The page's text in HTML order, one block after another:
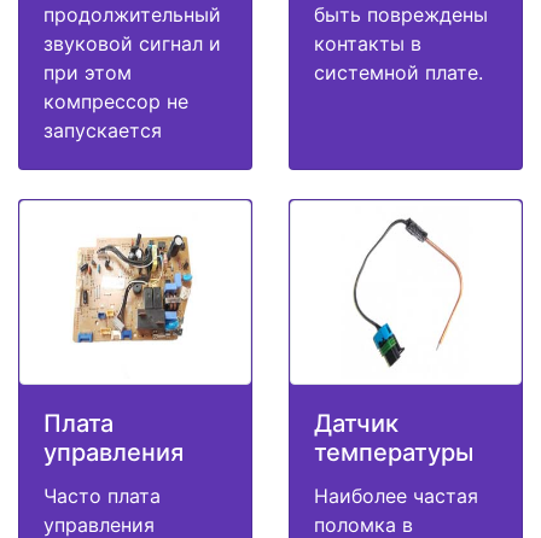
продолжительный
звуковой сигнал и
при этом
компрессор не
запускается
быть повреждены
контакты в
системной плате.
Плата
управления
Часто плата
управления
Датчик
температуры
Наиболее частая
поломка в